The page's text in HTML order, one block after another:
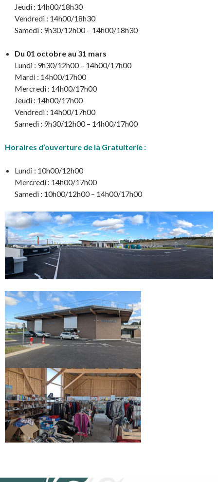
Jeudi : 14h00/18h30
Vendredi : 14h00/18h30
Samedi : 9h30/12h00 – 14h00/18h30
Du 01 octobre au 31 mars
Lundi : 9h30/12h00 – 14h00/17h00
Mardi : 14h00/17h00
Mercredi : 14h00/17h00
Jeudi : 14h00/17h00
Vendredi : 14h00/17h00
Samedi : 9h30/12h00 – 14h00/17h00
Horaires d’ouverture de la Gratuiterie :
Lundi : 10h00/12h00
Mercredi : 14h00/17h00
Samedi : 10h00/12h00 – 14h00/17h00